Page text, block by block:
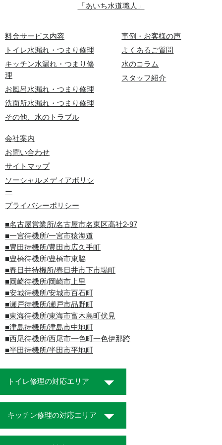
「あいち水道職人」
料金サービス内容
トイレ水漏れ・つまり修理
キッチン水漏れ・つまり修
理
お風呂水漏れ・つまり修理
洗面所水漏れ・つまり修理
その他、水のトラブル
事例・お客様の声
よくあるご質問
水のコラム
スタッフ紹介
会社案内
お問い合わせ
サイトマップ
ソーシャルメディアポリシ
ー
プライバシーポリシー
■名古屋営業所/名古屋市名東区高社2-97
■一宮待機所/一宮市猿海道
■豊田待機所/豊田市広久手町
■豊橋待機所/豊橋市東脇
■春日井待機所/春日井市下市場町
■岡崎待機所/岡崎市上里
■安城待機所/安城市百石町
■瀬戸待機所/瀬戸市品野町
■東海待機所/東海市富木島町伏見
■津島待機所/津島市中地町
■西尾待機所/西尾市一色町一色伊那跨
■半田待機所/半田市平地町
トイレ修理の対応エリア
キッチン修理の対応エリア